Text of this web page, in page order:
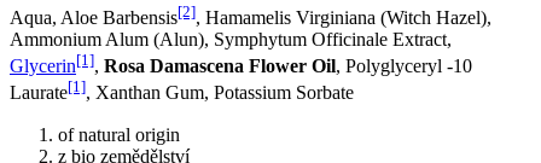
Aqua, Aloe Barbensis[2], Hamamelis Virginiana (Witch Hazel),
Ammonium Alum (Alun), Symphytum Officinale Extract,
Glycerin[1], Rosa Damascena Flower Oil, Polyglyceryl -10
Laurate[1], Xanthan Gum, Potassium Sorbate
of natural origin
z bio zemědělství